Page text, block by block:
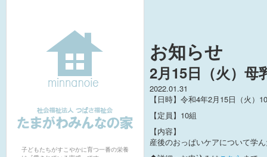
んなの家保育園
子どもたちがすこやかに育つ一番の栄養
お知らせ
2月15日（火）
2022.01.31
【日時】令和4年2月15日（火）
【定員】10組
【内容】
産後のおっぱいケアについて学